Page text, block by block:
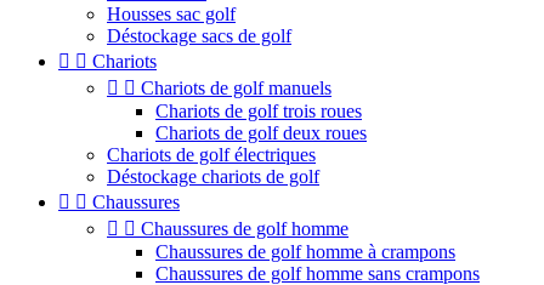
Housses sac golf
Déstockage sacs de golf
  Chariots
  Chariots de golf manuels
Chariots de golf trois roues
Chariots de golf deux roues
Chariots de golf électriques
Déstockage chariots de golf
  Chaussures
  Chaussures de golf homme
Chaussures de golf homme à crampons
Chaussures de golf homme sans crampons